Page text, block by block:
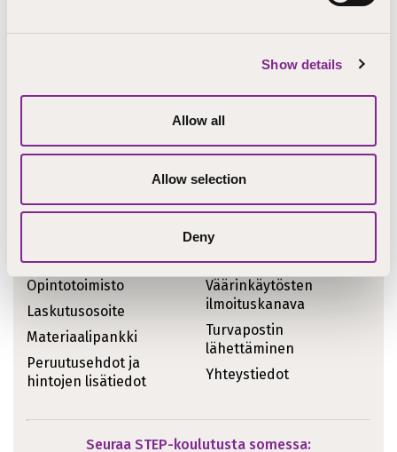
Show details
Allow all
Allow selection
Deny
Kirjoitukset
Meistä sanottua
Tapahtumat
Uutiskirje
Opintotoimisto
Laskutusosoite
Materiaalipankki
Peruutusehdot ja
hintojen lisätiedot
Väärinkäytösten
ilmoituskanava
Turvapostin
lähettäminen
Yhteystiedot
Seuraa STEP-koulutusta somessa: